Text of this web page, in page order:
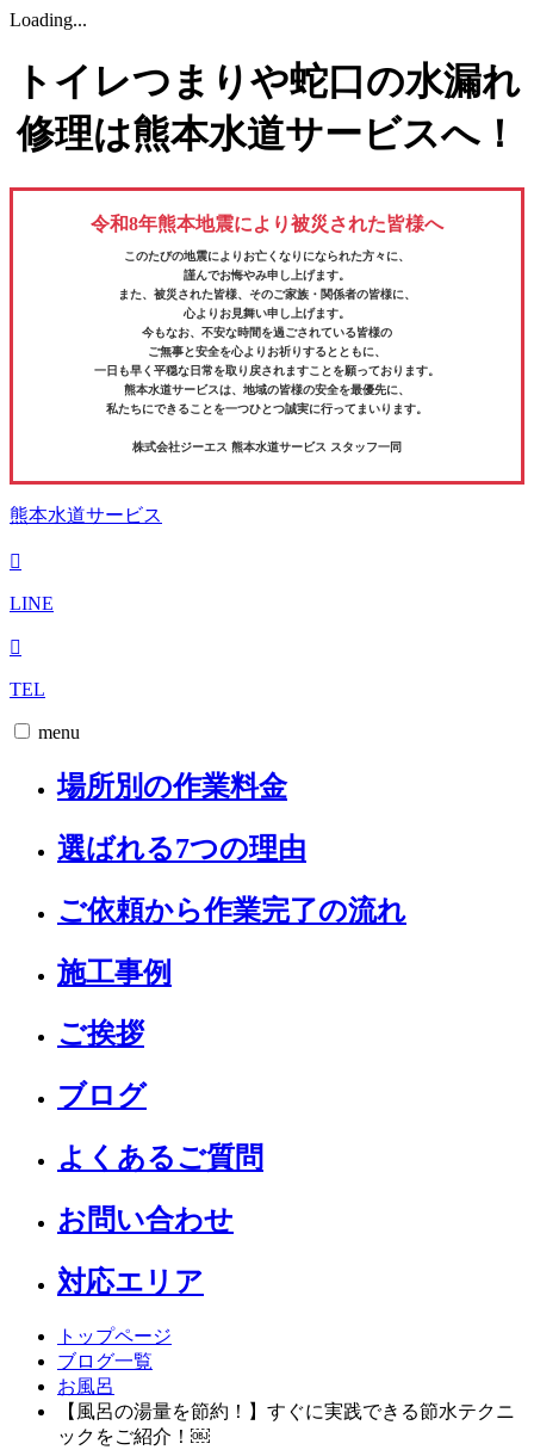
Loading...
トイレつまりや蛇口の水漏れ
修理は熊本水道サービスへ！
令和8年熊本地震により被災された皆様へ
このたびの地震によりお亡くなりになられた方々に、
謹んでお悔やみ申し上げます。
また、被災された皆様、そのご家族・関係者の皆様に、
心よりお見舞い申し上げます。
今もなお、不安な時間を過ごされている皆様の
ご無事と安全を心よりお祈りするとともに、
一日も早く平穏な日常を取り戻されますことを願っております。
熊本水道サービスは、地域の皆様の安全を最優先に、
私たちにできることを一つひとつ誠実に行ってまいります。
株式会社ジーエス 熊本水道サービス スタッフ一同
熊本水道サービス
LINE
TEL
menu
場所別の作業料金
選ばれる7つの理由
ご依頼から作業完了の流れ
施工事例
ご挨拶
ブログ
よくあるご質問
お問い合わせ
対応エリア
トップページ
ブログ一覧
お風呂
【風呂の湯量を節約！】すぐに実践できる節水テクニ
ックをご紹介！￼